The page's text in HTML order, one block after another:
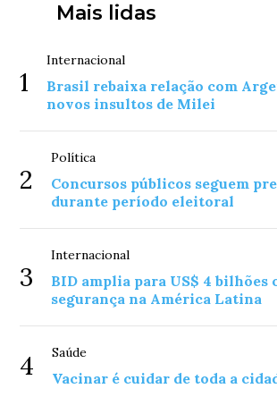
Mais lidas
1
Internacional
Brasil rebaixa relação com
novos insultos de Milei
2
Política
Concursos públicos seguem
durante período eleitoral
3
Internacional
BID amplia para US$ 4 bilhões
segurança na América Latina
4 Saúde
Vacinar é cuidar de toda a